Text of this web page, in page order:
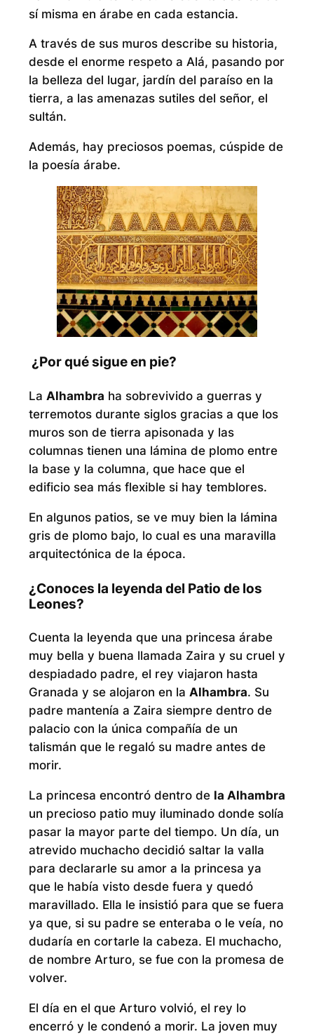
sí misma en árabe en cada estancia.
A través de sus muros describe su historia,
desde el enorme respeto a Alá, pasando por
la belleza del lugar, jardín del paraíso en la
tierra, a las amenazas sutiles del señor, el
sultán.
Además, hay preciosos poemas, cúspide de
la poesía árabe.
¿Por qué sigue en pie?
La Alhambra ha sobrevivido a guerras y
terremotos durante siglos gracias a que los
muros son de tierra apisonada y las
columnas tienen una lámina de plomo entre
la base y la columna, que hace que el
edificio sea más flexible si hay temblores.
En algunos patios, se ve muy bien la lámina
gris de plomo bajo, lo cual es una maravilla
arquitectónica de la época.
¿Conoces la leyenda del Patio de los
Leones?
Cuenta la leyenda que una princesa árabe
muy bella y buena llamada Zaira y su cruel y
despiadado padre, el rey viajaron hasta
Granada y se alojaron en la Alhambra. Su
padre mantenía a Zaira siempre dentro de
palacio con la única compañía de un
talismán que le regaló su madre antes de
morir.
La princesa encontró dentro de la Alhambra
un precioso patio muy iluminado donde solía
pasar la mayor parte del tiempo. Un día, un
atrevido muchacho decidió saltar la valla
para declararle su amor a la princesa ya
que le había visto desde fuera y quedó
maravillado. Ella le insistió para que se fuera
ya que, si su padre se enteraba o le veía, no
dudaría en cortarle la cabeza. El muchacho,
de nombre Arturo, se fue con la promesa de
volver.
El día en el que Arturo volvió, el rey lo
encerró y le condenó a morir. La joven muy